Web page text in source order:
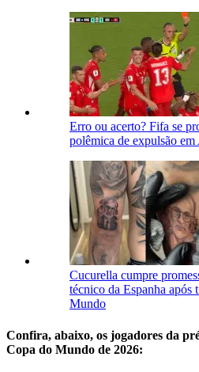
Erro ou acerto? Fifa se
polêmica de expulsão
Cucurella cumpre
técnico da Espanha após
Mundo
Confira, abaixo, os jogadores da
Copa do Mundo de 2026: